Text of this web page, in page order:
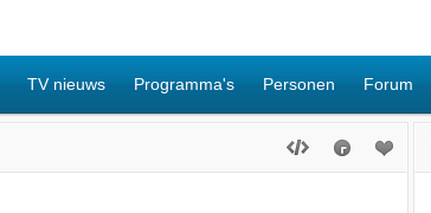
TV nieuws Programma's Personen Forum